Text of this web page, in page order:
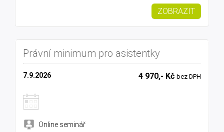
ZOBRAZIT
Právní minimum pro asistentky
4 970,- Kč bez DPH
7.9.2026
Online seminář